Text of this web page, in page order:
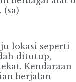
lokasi seperti
ditutup,
Kendaraan
berjalan